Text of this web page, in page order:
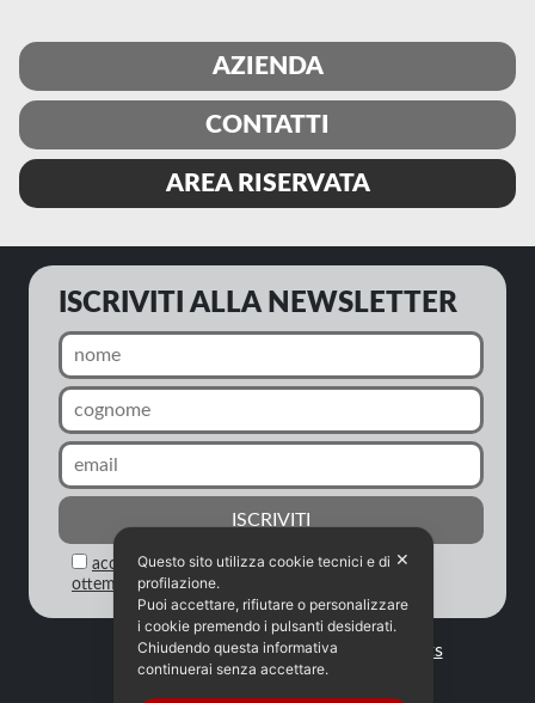
AZIENDA
CONTATTI
AREA RISERVATA
ISCRIVITI ALLA NEWSLETTER
acconsento al trattamento dei miei dati in
ottemperanza alla legge sulla privacy
Tutti i diritti riservati |Privacy Credits
✕
Questo sito utilizza cookie tecnici e di
profilazione.
Puoi accettare, rifiutare o personalizzare
i cookie premendo i pulsanti desiderati.
Chiudendo questa informativa
continuerai senza accettare.